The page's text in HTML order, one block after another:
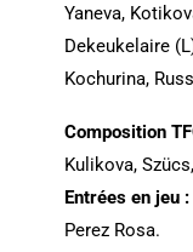
Yaneva,
Dekeukelaire
Kochurina,
Composition
Kulikova,
Entrées en jeu :
Perez Rosa.